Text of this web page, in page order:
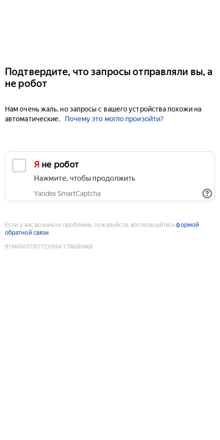
Подтвердите, что запросы отправляли вы, а
не робот
Нам очень жаль, но запросы с вашего устройства похожи на
автоматические.
Почему это могло произойти?
Я не робот
Нажмите, чтобы продолжить
Yandex SmartCaptcha
Если у вас возникли проблемы, пожалуйста, воспользуйтесьформой
обратной связи
9194050373577233564:1786269468